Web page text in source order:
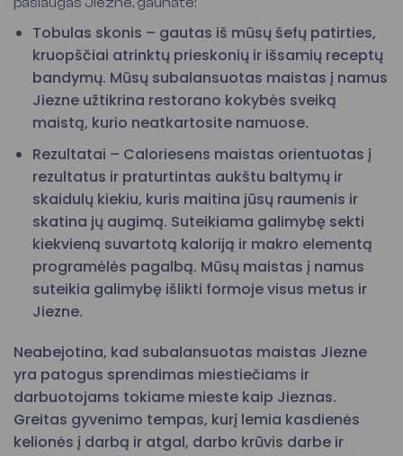
Tobulas skonis – gautas iš mūsų šefų patirties,
kruopščiai atrinktų prieskonių ir išsamių receptų
bandymų. Mūsų subalansuotas maistas į namus
Jiezne užtikrina restorano kokybės sveiką
maistą, kurio neatkartosite namuose.
Rezultatai – Caloriesens maistas orientuotas į
rezultatus ir praturtintas aukštu baltymų ir
skaidulų kiekiu, kuris maitina jūsų raumenis ir
skatina jų augimą. Suteikiama galimybę sekti
kiekvieną suvartotą kaloriją ir makro elementą
programėlės pagalbą. Mūsų maistas į namus
suteikia galimybę išlikti formoje visus metus ir
Jiezne.
Neabejotina, kad subalansuotas maistas Jiezne
yra patogus sprendimas miestiečiams ir
darbuotojams tokiame mieste kaip Jieznas.
Greitas gyvenimo tempas, kurį lemia kasdienės
kelionės į darbą ir atgal, darbo krūvis darbe ir